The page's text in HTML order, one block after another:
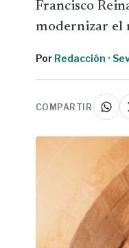
Francisco
modernizar el
Por Redacción ·
COMPARTIR